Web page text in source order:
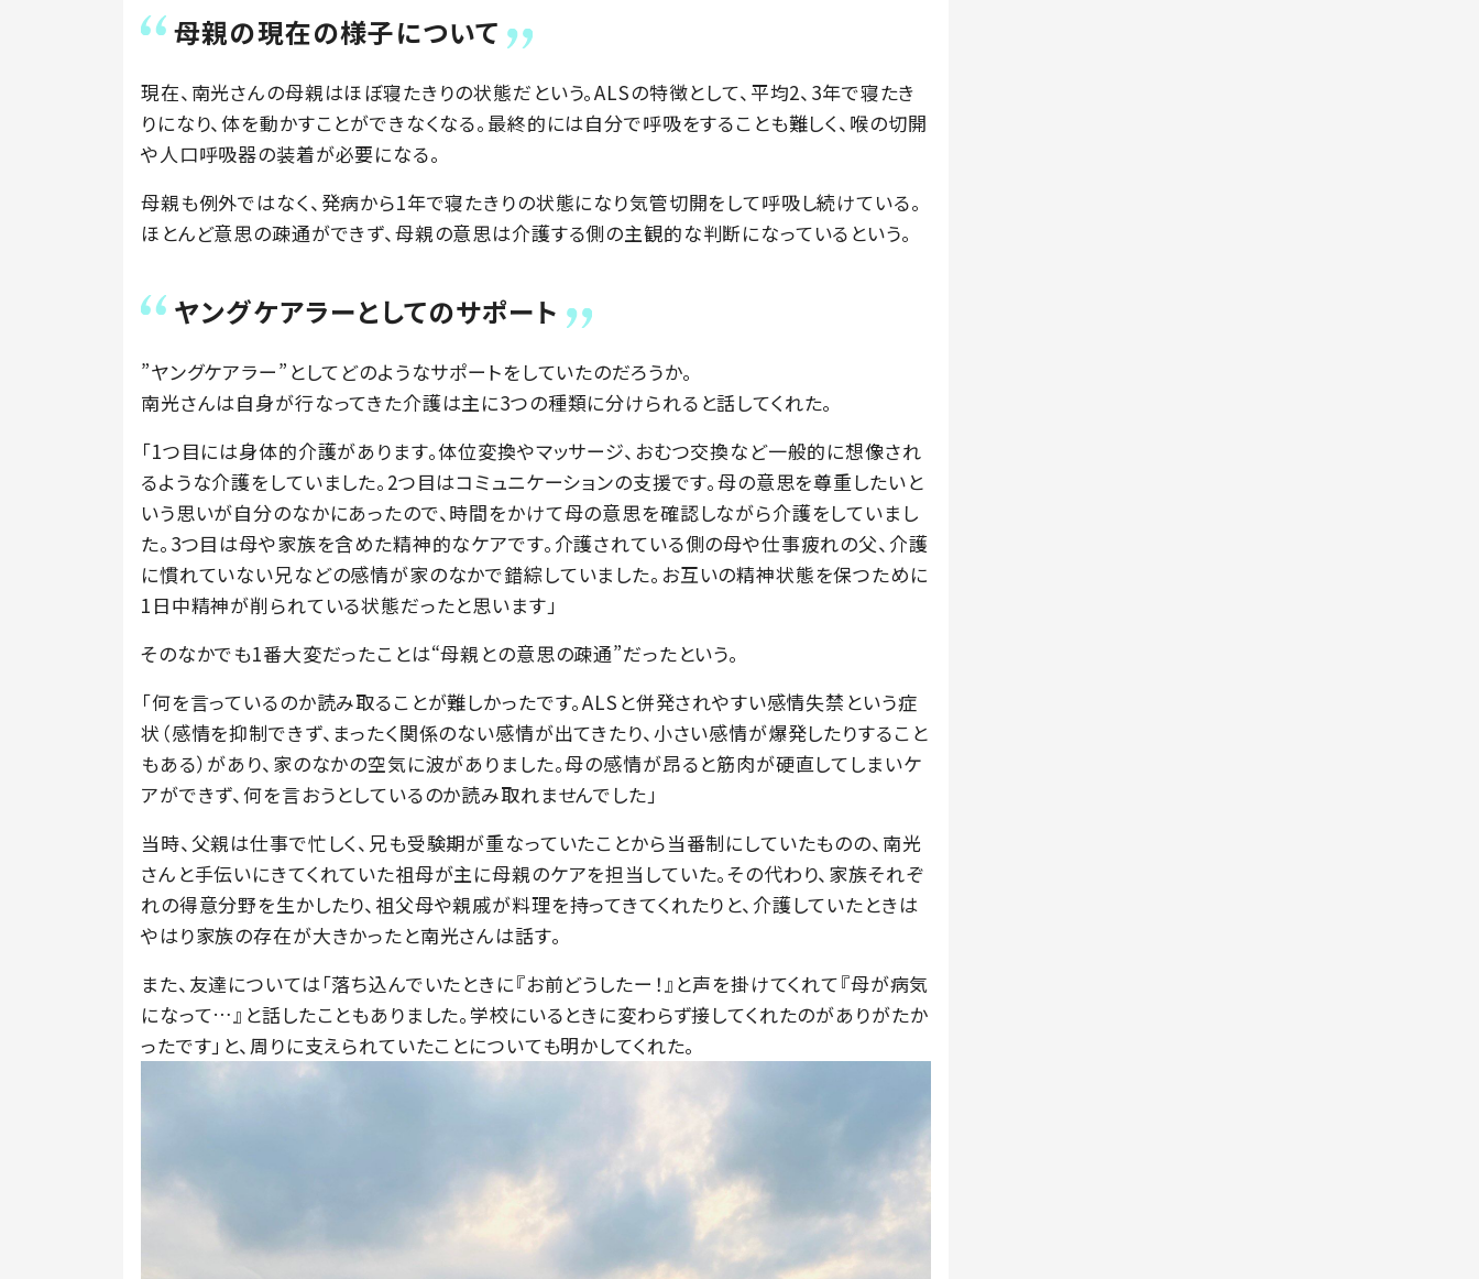
母親の現在の様子について
現在、南光さんの母親はほぼ寝たきりの状態だという。ALSの特徴として、平均2、3年で寝たき
りになり、体を動かすことができなくなる。最終的には自分で呼吸をすることも難しく、喉の切開
や人口呼吸器の装着が必要になる。
母親も例外ではなく、発病から1年で寝たきりの状態になり気管切開をして呼吸し続けている。
ほとんど意思の疎通ができず、母親の意思は介護する側の主観的な判断になっているという。
ヤングケアラーとしてのサポート
”ヤングケアラー”としてどのようなサポートをしていたのだろうか。
南光さんは自身が行なってきた介護は主に3つの種類に分けられると話してくれた。
「1つ目には身体的介護があります。体位変換やマッサージ、おむつ交換など一般的に想像され
るような介護をしていました。2つ目はコミュニケーションの支援です。母の意思を尊重したいと
いう思いが自分のなかにあったので、時間をかけて母の意思を確認しながら介護をしていまし
た。3つ目は母や家族を含めた精神的なケアです。介護されている側の母や仕事疲れの父、介護
に慣れていない兄などの感情が家のなかで錯綜していました。お互いの精神状態を保つために
1日中精神が削られている状態だったと思います」
そのなかでも1番大変だったことは“母親との意思の疎通”だったという。
「何を言っているのか読み取ることが難しかったです。ALSと併発されやすい感情失禁という症
状（感情を抑制できず、まったく関係のない感情が出てきたり、小さい感情が爆発したりすること
もある）があり、家のなかの空気に波がありました。母の感情が昂ると筋肉が硬直してしまいケ
アができず、何を言おうとしているのか読み取れませんでした」
当時、父親は仕事で忙しく、兄も受験期が重なっていたことから当番制にしていたものの、南光
さんと手伝いにきてくれていた祖母が主に母親のケアを担当していた。その代わり、家族それぞ
れの得意分野を生かしたり、祖父母や親戚が料理を持ってきてくれたりと、介護していたときは
やはり家族の存在が大きかったと南光さんは話す。
また、友達については「落ち込んでいたときに『お前どうしたー！』と声を掛けてくれて『母が病気
になって…』と話したこともありました。学校にいるときに変わらず接してくれたのがありがたか
ったです」と、周りに支えられていたことについても明かしてくれた。